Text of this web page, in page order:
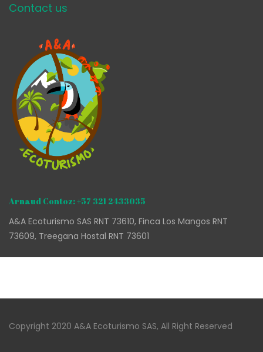
Contact us
Arnaud Contoz: +57 321 2433035
A&A Ecoturismo SAS RNT 73610, Finca Los Mangos RNT
73609, Treegana Hostal RNT 73601
Copyright 2020 A&A Ecoturismo SAS, All Right Reserved